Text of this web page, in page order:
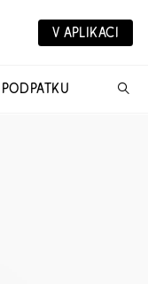
V APLIKACI